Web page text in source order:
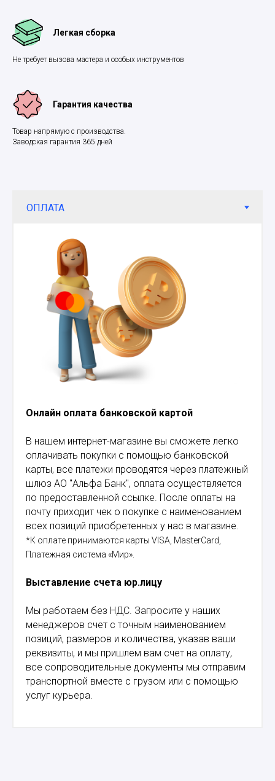
Легкая сборка
Не требует вызова мастера и особых инструментов
Гарантия качества
Товар напрямую с производства.
Заводская гарантия 365 дней
Онлайн оплата банковской картой
В нашем интернет-магазине вы сможете легко
оплачивать покупки с помощью банковской
карты, все платежи проводятся через платежный
шлюз АО "Альфа Банк", оплата осуществляется
по предоставленной ссылке. После оплаты на
почту приходит чек о покупке с наименованием
всех позиций приобретенных у нас в магазине.
*К оплате принимаются карты VISA, MasterCard,
Платежная система «Мир».
Выставление счета юр.лицу
Мы работаем без НДС. Запросите у наших
менеджеров счет с точным наименованием
позиций, размеров и количества, указав ваши
реквизиты, и мы пришлем вам счет на оплату,
все сопроводительные документы мы отправим
транспортной вместе с грузом или с помощью
услуг курьера.